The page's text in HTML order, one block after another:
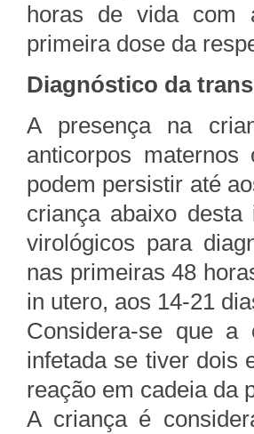
horas de vida com
primeira dose da
Diagnóstico da
A presença na
anticorpos maternos
podem persistir até
criança abaixo
virológicos para
nas primeiras 48
in utero, aos 14-21
Considera-se que a
infetada se tiver dois
reação em cadeia da
A criança é